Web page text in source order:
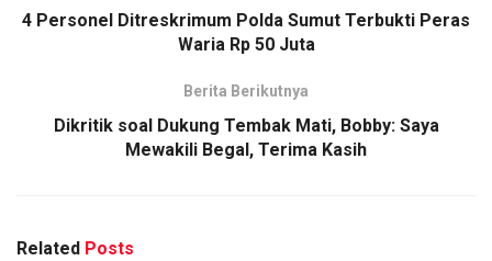
4 Personel Ditreskrimum Polda Sumut Terbukti Peras
Waria Rp 50 Juta
Berita Berikutnya
Dikritik soal Dukung Tembak Mati, Bobby: Saya
Mewakili Begal, Terima Kasih
Related Posts